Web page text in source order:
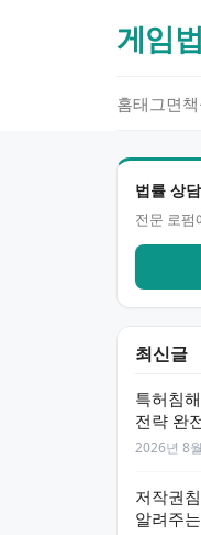
게임
홈태그면
법률 상
전문 로펌
최신글
특허침
전략 완
2026년 8
저작권
알려주